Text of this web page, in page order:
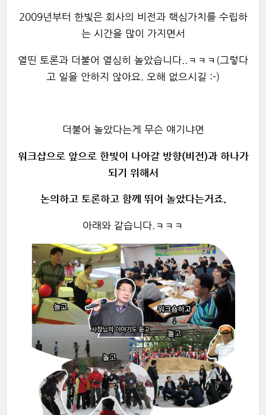
2009년부터 한빛은 회사의 비전과 핵심가치를 수립하
는 시간을 많이 가지면서
열띤 토론과 더불어 열심히 놀았습니다..ㅋㅋㅋ(그렇다
고 일을 안하지 않아요. 오해 없으시길 :-)
더불어 놀았다는게 무슨 얘기냐면
워크샵으로 앞으로 한빛이 나아갈 방향(비전)과 하나가
되기 위해서
논의하고 토론하고 함께 뛰어 놀았다는거죠.
아래와 같습니다.ㅋㅋㅋ